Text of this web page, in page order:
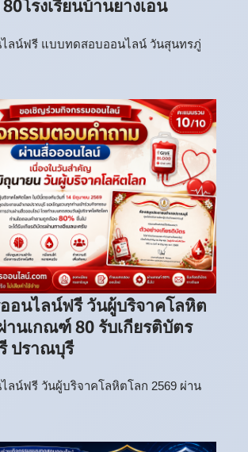
โรงเรียนบ้านยางเอน
ไลน์ฟรี แบบทดสอบออนไลน์ วันสุนทรภู่
อนไลน์ฟรี วันผู้บริจาคโลหิต
านเกณฑ์ 80 รับเกียรติบัตร
ปราณบุรี
ลน์ฟรี วันผู้บริจาคโลหิตโลก 2569 ผ่าน